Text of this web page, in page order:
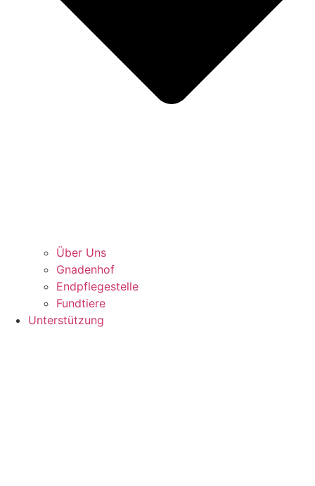
Über Uns
Gnadenhof
Endpflegestelle
Fundtiere
Unterstützung